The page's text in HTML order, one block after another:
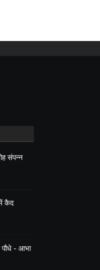
संपन्न
कैद
पौधे - आभा